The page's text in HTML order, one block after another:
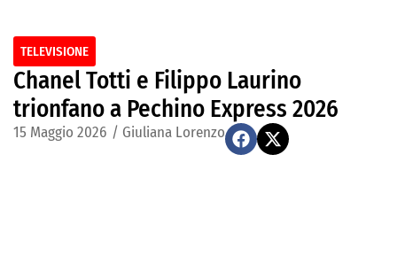
TELEVISIONE
Chanel Totti e Filippo Laurino
trionfano a Pechino Express 2026
15 Maggio 2026 / Giuliana Lorenzo